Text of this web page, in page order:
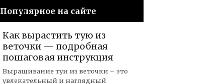
Популярное на сайте
Как вырастить тую из
веточки — подробная
пошаговая инструкция
Выращивание туи из веточки – это
увлекательный и наглядный